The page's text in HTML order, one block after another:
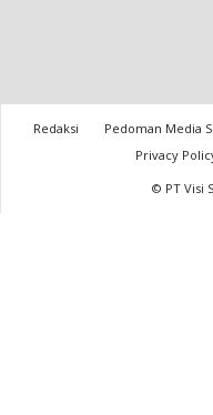
Redaksi Pedoman Media
Privacy
© PT Visi